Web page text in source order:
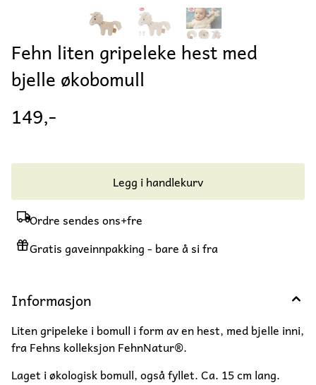
Fehn liten gripeleke hest med
bjelle økobomull
149,-
Legg i handlekurv
Ordre sendes ons+fre
Gratis gaveinnpakking - bare å si fra
Informasjon
Liten gripeleke i bomull i form av en hest, med bjelle inni,
fra Fehns kolleksjon FehnNatur®.
Laget i økologisk bomull, også fyllet. Ca. 15 cm lang.